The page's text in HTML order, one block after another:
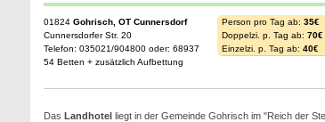
01824 Gohrisch, OT Cunnersdorf
Cunnersdorfer Str. 20
Telefon: 035021/904800 oder: 68937
54 Betten + zusätzlich Aufbettung
Person pro Tag ab: 35€
Doppelzi. p. Tag ab: 70€
Einzelzi. p. Tag ab: 40€
Das Landhotelliegt in der Gemeinde Gohrisch im "Reich der